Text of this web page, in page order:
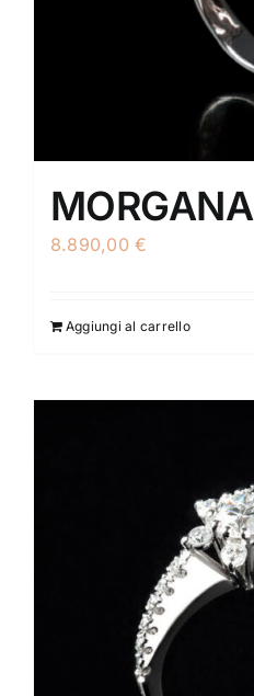
MORGANA
8.890,00€
Aggiungi al carrello